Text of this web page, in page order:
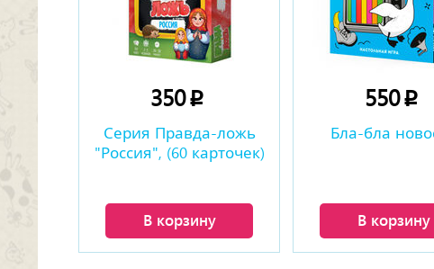
350p
Серия Правда-ложь
"Россия", (60 карточек)
В корзину
550p
Бла-бла
В корзину